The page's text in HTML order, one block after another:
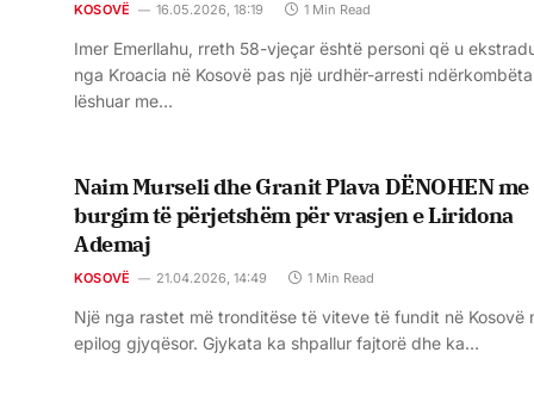
KOSOVË 16.05.2026, 18:19 1 Min Read
Imer Emerllahu, rreth 58-vjeçar është personi që u
nga Kroacia në Kosovë pas një urdhër-arresti
lëshuar me…
Naim Murseli dhe Granit Plava DËNOHEN me
burgim të përjetshëm për vrasjen e Liridona
Ademaj
KOSOVË 21.04.2026, 14:49 1 Min Read
Një nga rastet më tronditëse të viteve të fundit në Kosovë
epilog gjyqësor. Gjykata ka shpallur fajtorë dhe ka…